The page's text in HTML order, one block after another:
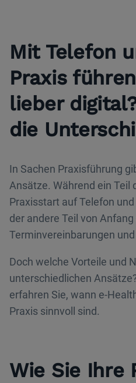
Mit Telefon
Praxis
lieber
die
In Sachen Praxisführung
Ansätze. Während ein Teil
Praxisstart auf Telefon
der andere Teil von Anfang
Terminvereinbarungen
Doch welche Vorteile und
unterschiedlichen
erfahren Sie, wann e-
Praxis sinnvoll sind.
Wie Sie Ihre